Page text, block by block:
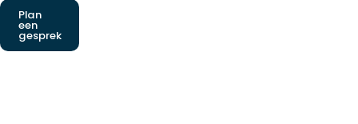
Plan
een
gesprek